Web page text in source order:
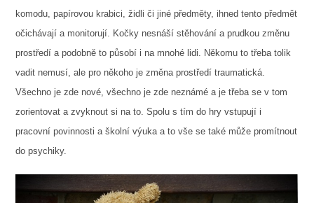
komodu, papírovou krabici, židli či jiné předměty, ihned tento předmět
očichávají a monitorují. Kočky nesnáší stěhování a prudkou změnu
prostředí a podobně to působí i na mnohé lidi. Někomu to třeba tolik
vadit nemusí, ale pro někoho je změna prostředí traumatická.
Všechno je zde nové, všechno je zde neznámé a je třeba se v tom
zorientovat a zvyknout si na to. Spolu s tím do hry vstupují i
pracovní povinnosti a školní výuka a to vše se také může promítnout
do psychiky.